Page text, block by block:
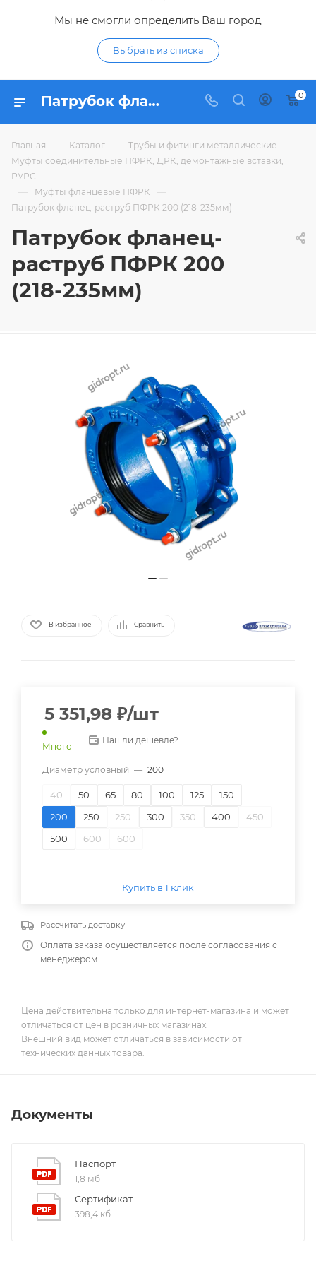
Мы не смогли определить Ваш город
Выбрать из списка
Патрубок фланец-раструб ПФРК 200 (218-235мм) - купить по цене 5 351,98 ₽ в интернет-магазине Гидропромтехника с доставкой в Курске 0
Главная — Каталог — Трубы и фитинги металлические —
Муфты соединительные ПФРК, ДРК, демонтажные вставки,
РУРС
— Муфты фланцевые ПФРК —
Патрубок фланец-раструб ПФРК 200 (218-235мм)
Патрубок фланец-
раструб ПФРК 200
(218-235мм)
В избранное Сравнить
5 351,98 ₽/шт
Много
Нашли дешевле?
Диаметр условный — 200
40 50 65 80 100 125
150
200
250 250 300 350 400
450
500
600 600
Купить в 1 клик
Рассчитать доставку
Оплата заказа осуществляется после согласования с
менеджером
Цена действительна только для интернет-магазина и может
отличаться от цен в розничных магазинах.
Внешний вид может отличаться в зависимости от
технических данных товара.
Документы
Паспорт
1,8 мб
Сертификат
398,4 кб